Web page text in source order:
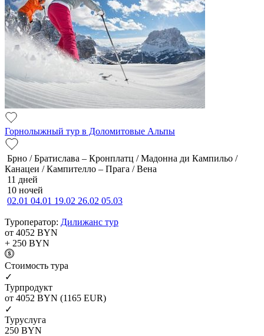
Горнолыжный тур в Доломитовые Альпы
Брно / Братислава – Кронплатц / Мадонна ди Кампильо /
Канацеи / Кампителло – Прага / Вена
11 дней
10 ночей
02.01 04.01 19.02 26.02 05.03
Туроператор: Дилижанс тур
от 4052 BYN
+ 250 BYN
Cтоимость тура
✓
Турпродукт
от 4052 BYN (1165 EUR)
✓
Туруслуга
250 BYN